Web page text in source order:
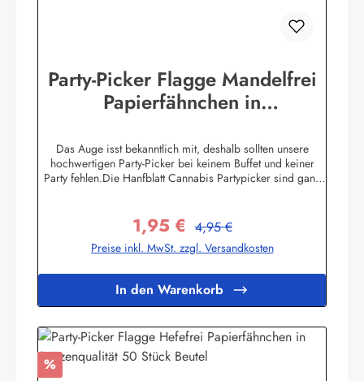
Party-Picker Flagge Mandelfrei
Papierfähnchen in
Das Auge isst bekanntlich mit, deshalb sollten unsere
hochwertigen Party-Picker bei keinem Buffet und keiner
Party fehlen.Die Hanfblatt Cannabis Partypicker sind ganz
Unsere Partypicker Fahnen (25x36 mm) sind nicht wie
allgemein üblich lieblos um den Zahnstocher herumgeklebt
sondern werden zunächst von Hand gewölbt und stumpf
Zahnstocher geleimt. Dadurch sieht die Flagge wie echt am
Fahnenmast wehend aus. Sie kaufen also absolute Profi-
Qualität die ihresgleichen sucht! Die Standardmotive sind
im hochwertigem Offsetdruck auf 70 Gramm Glanzpapier
hergestellt - Sonderanfertigungen sind ab bereits 1.000
Stück pro Motiv möglich (20 Beutel). Obwohl in reiner
Handarbeit hergestellt garantieren wir einen
Verkaufspreis:
1,95 € Regulärer Preis:
4,95 €
Preise inkl. MwSt. zzgl. Versandkosten
In den Warenkorb
Rabatt
%